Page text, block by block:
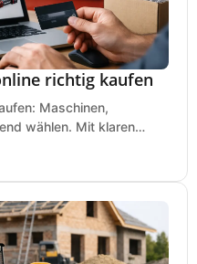
richtig kaufen
Maschinen,
wählen. Mit klaren